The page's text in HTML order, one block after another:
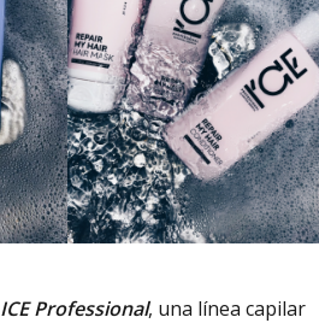
ICE Professional, una línea capilar